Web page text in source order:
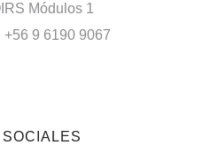
Módulos 1
+56 9 6190 9067